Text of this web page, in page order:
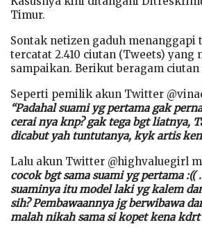
Timur.
Sontak netizen gaduh menanggapi
tercatat 2.410 ciutan (Tweets) yang
sampaikan. Berikut beragam ciutan
Seperti pemilik akun Twitter
“Padahal suami yg pertama gak
cerai nya knp? gak tega bgt liatnya,
dicabut yah tuntutanya, kyk artis
Lalu akun Twitter @highvaluegirl
cocok bgt sama suami yg pertama :((
suaminya itu model laki yg kalem
sih? Pembawaannya jg berwibawa
malah nikah sama si kopet kena